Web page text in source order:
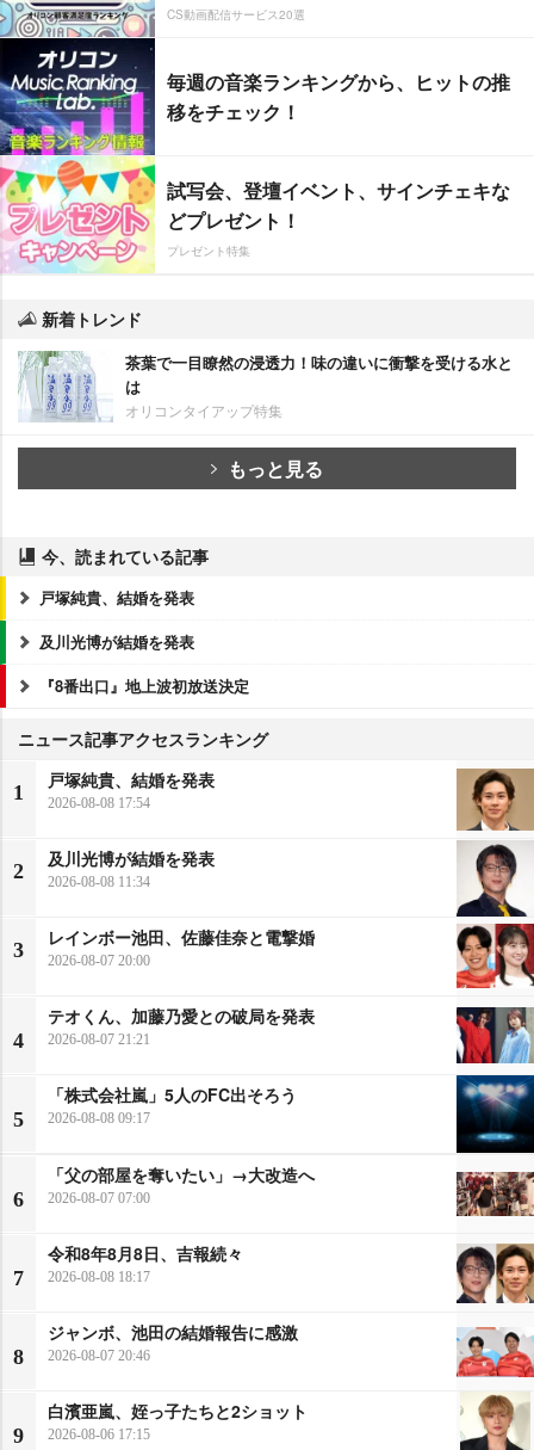
CS動画配信サービス20選
毎週の音楽ランキングから、ヒットの推
移をチェック！
試写会、登壇イベント、サインチェキな
どプレゼント！
プレゼント特集
新着トレンド
茶葉で一目瞭然の浸透力！味の違いに衝撃を受ける水と
は
オリコンタイアップ特集
もっと見る
今、読まれている記事
戸塚純貴、結婚を発表
及川光博が結婚を発表
『8番出口』地上波初放送決定
ニュース記事アクセスランキング
1
戸塚純貴、結婚を発表
2026-08-08 17:54
2
及川光博が結婚を発表
2026-08-08 11:34
3
レインボー池田、佐藤佳奈と電撃婚
2026-08-07 20:00
4
テオくん、加藤乃愛との破局を発表
2026-08-07 21:21
5
「株式会社嵐」5人のFC出そろう
2026-08-08 09:17
6
「父の部屋を奪いたい」→大改造へ
2026-08-07 07:00
7
令和8年8月8日、吉報続々
2026-08-08 18:17
8
ジャンボ、池田の結婚報告に感激
2026-08-07 20:46
9
白濱亜嵐、姪っ子たちと2ショット
2026-08-06 17:15